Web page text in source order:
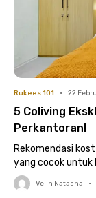
Rukees 101 • 22
5 Coliving
Perkantoran!
Rekomendasi
yang cocok untuk
Velin Natasha •